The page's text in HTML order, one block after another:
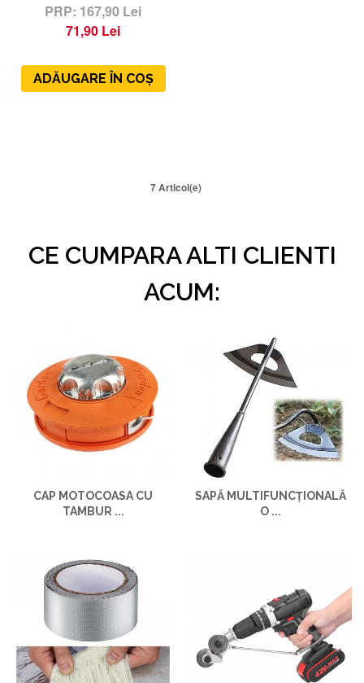
167,90 Lei
71,90 Lei
ADĂUGARE ÎN COȘ
7 Articol(e)
CE CUMPARA ALTI CLIENTI
ACUM:
CAP MOTOCOASA CU
TAMBUR ...
SAPĂ MULTIFUNCȚIONALĂ
O ...